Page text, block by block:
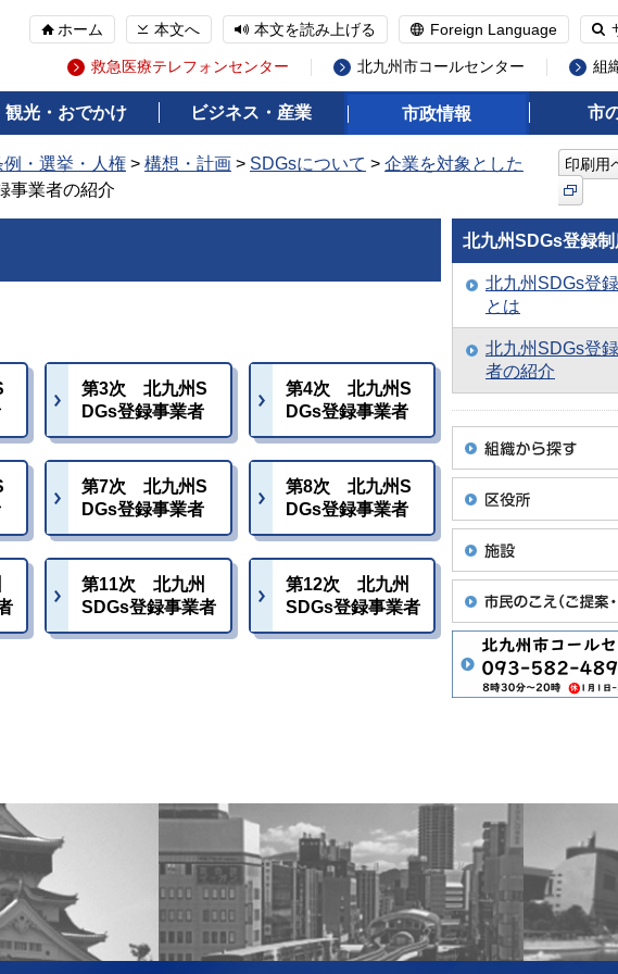
ホーム 本文へ 本文を読み上げる Foreign Language
救急医療テレフォンセンター 北九州市コールセンター 組
観光・おでかけ ビジネス・産業 市政情報 市
例・選挙・人権 > 構想・計画 > SDGsについて > 企業を対象とした
事業者の紹介
印刷用
第3次 北九州S
DGs登録事業者
第4次 北九州S
DGs登録事業者
第7次 北九州S
DGs登録事業者
第8次 北九州S
DGs登録事業者
第11次 北九州
SDGs登録事業者
第12次 北九州
SDGs登録事業者
北九州SDGs登録制
北九州SDGs登
とは
北九州SDGs登
者の紹介